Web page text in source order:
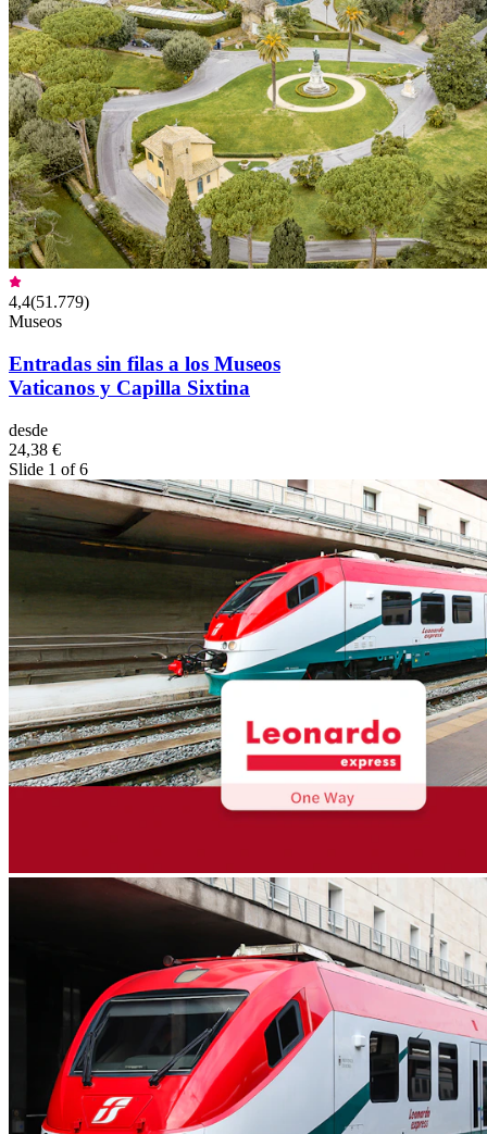
4,4(51.779)
Museos
Entradas sin filas a los Museos
Vaticanos y Capilla Sixtina
desde
24,38 €
Slide 1 of 6